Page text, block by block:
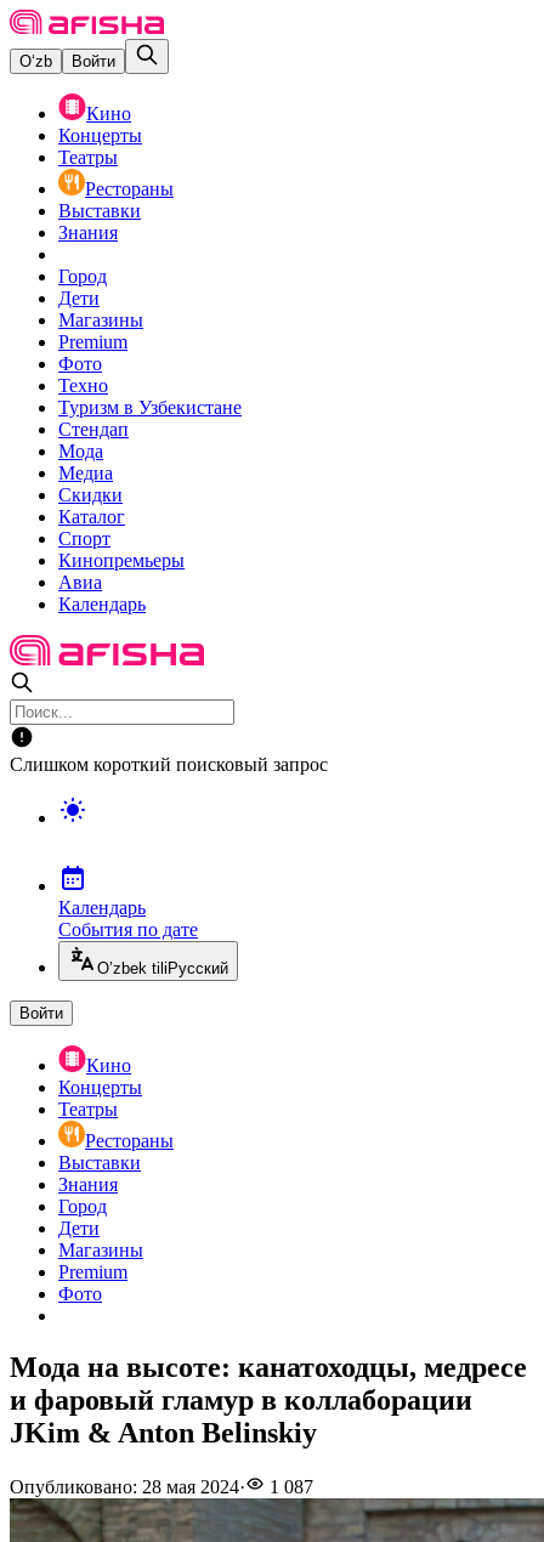
O‘zb Войти
Кино
Концерты
Театры
Рестораны
Выставки
Знания
Город
Дети
Магазины
Premium
Фото
Техно
Туризм в Узбекистане
Стендап
Мода
Медиа
Скидки
Каталог
Спорт
Кинопремьеры
Авиа
Календарь
Слишком короткий поисковый запрос
Календарь
События по дате
O’zbek tili Русский
Войти
Кино
Концерты
Театры
Рестораны
Выставки
Знания
Город
Дети
Магазины
Premium
Фото
Мода на высоте: канатоходцы, медресе
и фаровый гламур в коллаборации
JKim & Anton Belinskiy
Опубликовано: 28 мая 2024· 1 087